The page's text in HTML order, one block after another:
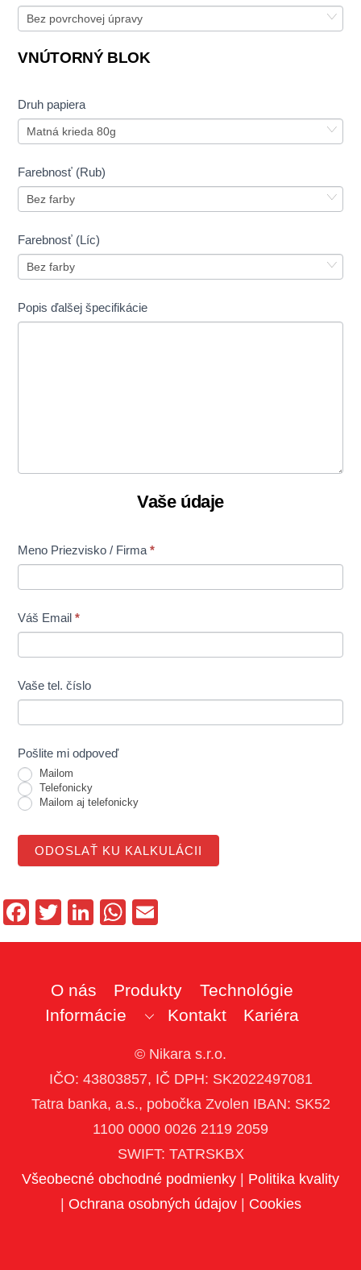
VNÚTORNÝ BLOK
Druh papiera
Farebnosť (Rub)
Farebnosť (Líc)
Popis ďalšej špecifikácie
Vaše údaje
Meno Priezvisko / Firma*
Váš Email*
Vaše tel. číslo
Pošlite mi odpoveď
Mailom
Telefonicky
Mailom aj telefonicky
ODOSLAŤ KU KALKULÁCII
F
a
k
T
wi
er
Li
n
e
dI
W
h
s
p
m
O nás Produkty
Technológie
Informácie
Kontakt Kariéra
© Nikara s.r.o.
IČO: 43803857, IČ DPH: SK2022497081
Tatra banka, a.s., pobočka Zvolen IBAN: SK52
1100 0000 0026 2119 2059
SWIFT: TATRSKBX
Všeobecné obchodné podmienky
Politika kvality
Ochrana osobných údajov| Cookies